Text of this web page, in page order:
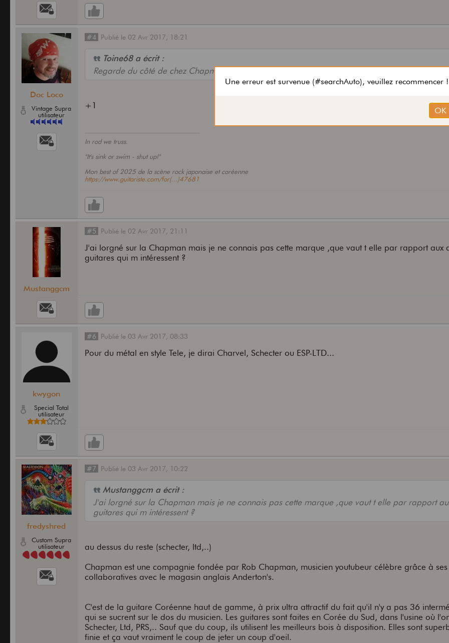
Doc Loco
Vintage Supra
utilisateur
#4 Publié le 02 Avr 2017, 18:21
Toine68 a écrit :
Regarde du côté de chez Chapman.
+1
In rod we truss.
"It's sink or swim - shut up!"
Mon best of 2025 de la scène rock japonaise et coréenne
https://www.guitariste.com/for(...)47681
Mustanggcm
#5 Publié le 02 Avr 2017, 21:11
J'ai lorgné sur la Chapman mais je ne connais pas cette marque ,que vaut t elle par rapport aux
guitares qui m intéressent ?
kwygon
Special Total
utilisateur
#6 Publié le 03 Avr 2017, 08:33
Pour du métal en style Tele, je dirai Charvel, Schecter ou ESP-LTD...
fredyshred
Custom Supra
utilisateur
#7 Publié le 03 Avr 2017, 10:22
Mustanggcm a écrit :
J'ai lorgné sur la Chapman mais je ne connais pas cette marque ,que vaut t elle par rapport
guitares qui m intéressent ?
au dessus du reste (schecter, ltd,..)
Chapman est une compagnie fondée par Rob Chapman, musicien youtubeur célèbre grâce à
collaboratives avec le magasin anglais Anderton's.
C'est de la guitare Coréenne haut de gamme, à prix ultra attractif du fait qu'il n'y a pas 36
qui se sucrent sur le dos du musicien. Les guitares sont faites en Corée du Sud, dans l'usine où
Schecter, Ltd, PRS,.. Sauf que du coup, ils utilisent les meilleurs bois à disposition. Elles sont
finie et ça vaut vraiment le coup de jeter un coup d'oeil.